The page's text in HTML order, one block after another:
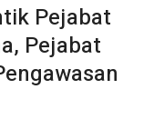
Pejabat
Pejabat